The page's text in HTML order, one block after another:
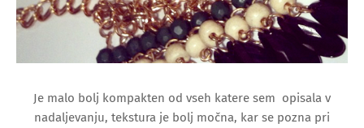
Je malo bolj kompakten od vseh katere sem opisala v
nadaljevanju, tekstura je bolj močna, kar se pozna pri